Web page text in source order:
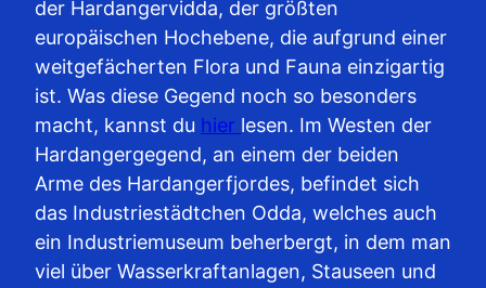
der Hardangervidda, der größten
europäischen Hochebene, die aufgrund einer
weitgefächerten Flora und Fauna einzigartig
ist. Was diese Gegend noch so besonders
macht, kannst du hier lesen. Im Westen der
Hardangergegend, an einem der beiden
Arme des Hardangerfjordes, befindet sich
das Industriestädtchen Odda, welches auch
ein Industriemuseum beherbergt, in dem man
viel über Wasserkraftanlagen, Stauseen und